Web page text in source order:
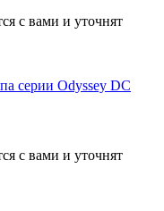
с вами и уточнят
серии Odyssey DC
с вами и уточнят